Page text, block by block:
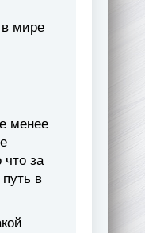
в мире
менее
за
в